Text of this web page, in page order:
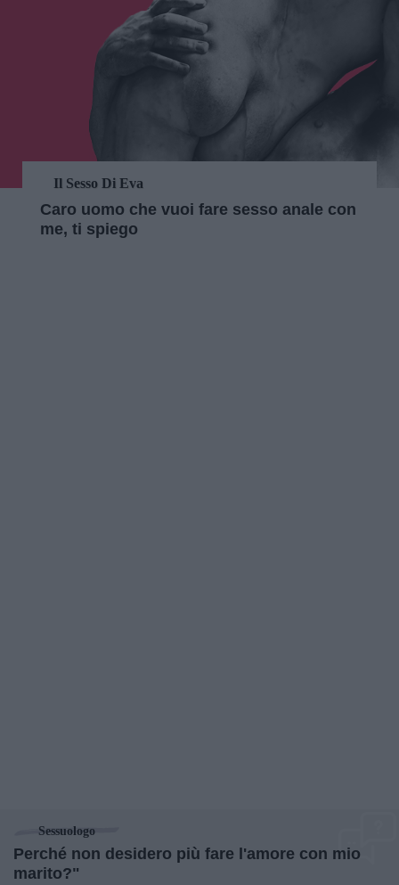
Il Sesso Di Eva
Caro uomo che vuoi fare sesso anale con
me, ti spiego
Sessuologo
Perché non desidero più fare l'amore con mio
marito?"